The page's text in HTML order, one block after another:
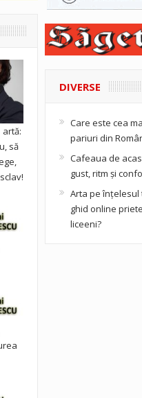
să
DIVERSE
Care este cea
pariuri din
Cafeaua de
gust, ritm și
Arta pe înțelesul
ghid online
liceeni?